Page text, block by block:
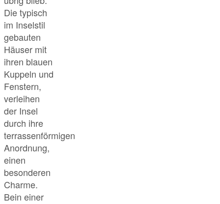
Die typisch
im Inselstil
gebauten
Häuser mit
ihren blauen
Kuppeln und
Fenstern,
verleihen
der Insel
durch ihre
terrassenförmigen
Anordnung,
einen
besonderen
Charme.
Bein einer